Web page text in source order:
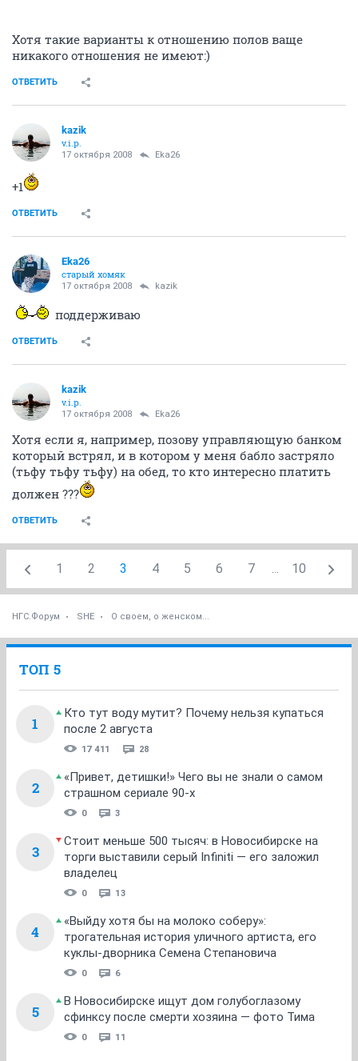
Хотя такие варианты к отношению полов ваще
никакого отношения не имеют:)
ОТВЕТИТЬ
kazik
v.i.p.
17 октября 2008 Eka26
+1
ОТВЕТИТЬ
Eka26
старый хомяк
17 октября 2008 kazik
поддерживаю
ОТВЕТИТЬ
kazik
v.i.p.
17 октября 2008 Eka26
Хотя если я, например, позову управляющую банком
который встрял, и в котором у меня бабло застряло
(тьфу тьфу тьфу) на обед, то кто интересно платить
должен ???
ОТВЕТИТЬ
1 2 3 4 5 6 7 ... 10
НГС.Форум SHE О своем, о женском...
ТОП 5
1
Кто тут воду мутит? Почему нельзя купаться
после 2 августа
17 411 28
2
«Привет, детишки!» Чего вы не знали о самом
страшном сериале 90-х
0 3
3
Стоит меньше 500 тысяч: в Новосибирске на
торги выставили серый Infiniti — его заложил
владелец
0 13
4
«Выйду хотя бы на молоко соберу»:
трогательная история уличного артиста, его
куклы-дворника Семена Степановича
0 6
5
В Новосибирске ищут дом голубоглазому
сфинксу после смерти хозяина — фото Тима
0 11